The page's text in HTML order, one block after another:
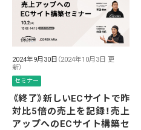
2024年9月30日 （2024年10月3日 更
新）
セミナー
《終了》新しいECサイトで昨
対比5倍の売上を記録！売上
アップへのECサイト構築セ